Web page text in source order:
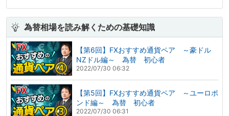
為替相場を読み解くための基礎知識
【第6回】FXおすすめ通貨ペア ～豪ドル
NZドル編～ 為替 初心者
2022/07/30 06:32
【第5回】FXおすすめ通貨ペア ～ユーロポ
ンド編～ 為替 初心者
2022/07/30 06:31